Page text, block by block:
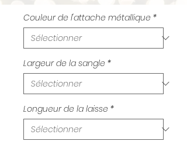
Couleur de l'attache métallique *
Largeur de la sangle *
Longueur de la laisse *